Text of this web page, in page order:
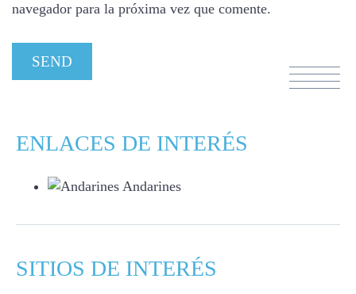
navegador para la próxima vez que comente.
ENLACES DE INTERÉS
Andarines
SITIOS DE INTERÉS